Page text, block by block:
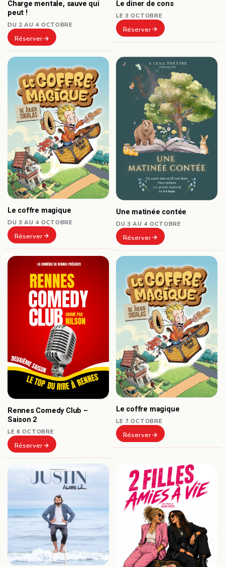
Charge mentale, sauve qui
peut !
DU 2 AU 4 OCTOBRE
Réserver
Le diner de cons
LE 3 OCTOBRE
Réserver
Le coffre magique
DU 3 AU 4 OCTOBRE
Réserver
Une matinée contée
DU 3 AU 4 OCTOBRE
Réserver
Rennes Comedy Club –
Saison 2
LE 6 OCTOBRE
Réserver
Le coffre magique
LE 7 OCTOBRE
Réserver